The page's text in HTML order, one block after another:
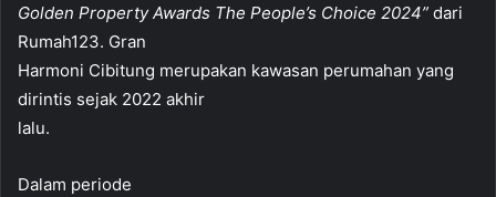
Golden Property Awards The People’s Choice 2024” dari
Rumah123. Gran
Harmoni Cibitung merupakan kawasan perumahan yang
dirintis sejak 2022 akhir
lalu.
Dalam periode